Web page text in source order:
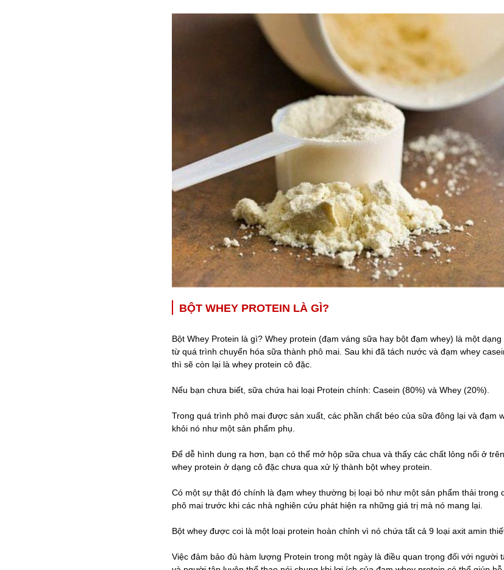
BỘT WHEY PROTEIN LÀ GÌ?
Bột Whey Protein là gì? Whey protein (đạm váng sữa hay bột đạm whey) là một
từ quá trình chuyển hóa sữa thành phô mai. Sau khi đã tách nước và đạm whey
thì sẽ còn lại là whey protein cô đặc.
Nếu bạn chưa biết, sữa chứa hai loại Protein chính: Casein (80%) và Whey (20%).
Trong quá trình phô mai được sản xuất, các phần chất béo của sữa đông lại và đạm
khỏi nó như một sản phẩm phụ.
Để dễ hình dung ra hơn, bạn có thể mở hộp sữa chua và thấy các chất lỏng nổi ở
whey protein ở dạng cô đặc chưa qua xử lý thành bột whey protein.
Có một sự thật đó chính là đạm whey thường bị loại bỏ như một sản phẩm thải trong
phô mai trước khi các nhà nghiên cứu phát hiện ra những giá trị mà nó mang lại.
Bột whey được coi là một loại protein hoàn chỉnh vì nó chứa tất cả 9 loại axit amin
Việc đảm bảo đủ hàm lượng Protein trong một ngày là điều quan trọng đối với người